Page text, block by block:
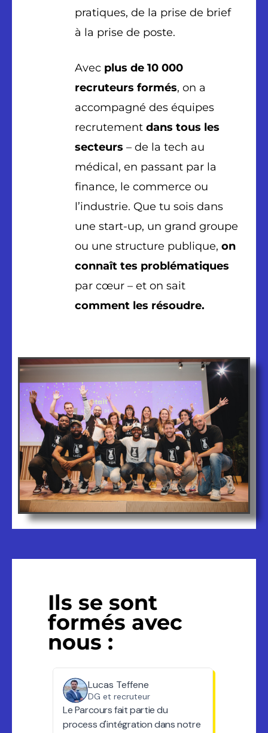
pratiques, de la prise de brief
à la prise de poste.
Avec plus de 10 000
recruteurs formés, on a
accompagné des équipes
recrutement dans tous les
secteurs – de la tech au
médical, en passant par la
finance, le commerce ou
l’industrie. Que tu sois dans
une start-up, un grand groupe
ou une structure publique, on
connaît tes problématiques
par cœur – et on sait
comment les résoudre.
Ils se sont
formés avec
nous :